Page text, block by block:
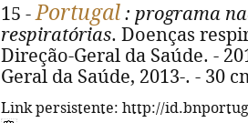
15 -Portugal : programa
respiratórias. Doenças
Direção-Geral da Saúde. -
Geral da Saúde, 2013-. - 30
Link persistente: http://